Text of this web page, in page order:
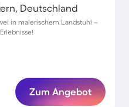
Deutschland
in malerischem Landstuhl –
Zum Angebot